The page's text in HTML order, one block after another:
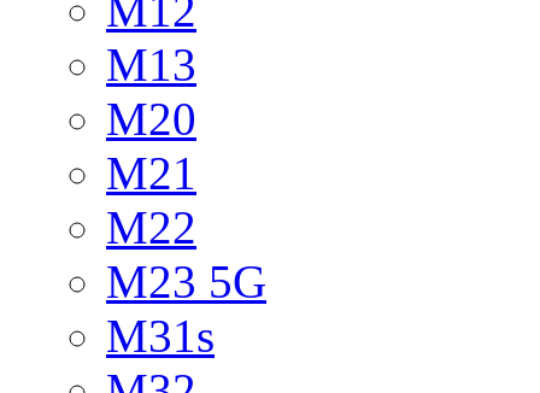
M13
M20
M21
M22
M23 5G
M31s